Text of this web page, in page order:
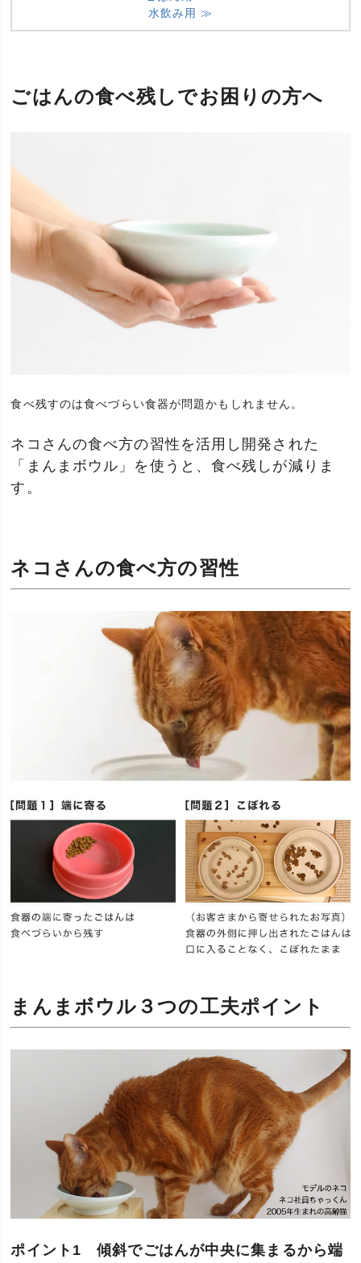
水飲み用 ≫
ごはんの食べ残しでお困りの方へ
食べ残すのは食べづらい食器が問題かもしれません。
ネコさんの食べ方の習性を活用し開発された
「まんまボウル」を使うと、食べ残しが減りま
す。
ネコさんの食べ方の習性
まんまボウル３つの工夫ポイント
ポイント1 傾斜でごはんが中央に集まるから端